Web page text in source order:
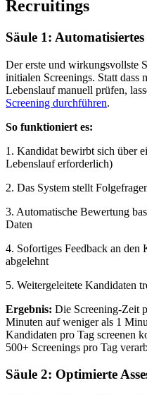
Recruitings
Säule 1: Automatisiertes
Der erste und wirkungsvollste
initialen Screenings. Statt dass
Lebenslauf manuell prüfen,
Screening durchführen.
So funktioniert es:
1. Kandidat bewirbt sich über
Lebenslauf erforderlich)
2. Das System stellt
3. Automatische Bewertung
Daten
4. Sofortiges Feedback an den
abgelehnt
5. Weitergeleitete Kandidaten
Ergebnis: Die Screening-Zeit
Minuten auf weniger als 1
Kandidaten pro Tag screenen
500+ Screenings pro Tag
Säule 2: Optimierte